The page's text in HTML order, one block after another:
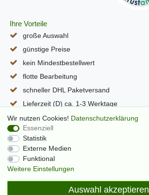
Ihre Vorteile
große Auswahl
günstige Preise
kein Mindestbestellwert
flotte Bearbeitung
schneller DHL Paketversand
Lieferzeit (D) ca. 1-3 Werktage
alle Seiten per SSL verschlüsselt
Wir nutzen Cookies! Daten­schutz­erklärung
Essenziell
Statistik
Externe Medien
Funktional
Weitere Einstellungen
Auswahl akzeptieren